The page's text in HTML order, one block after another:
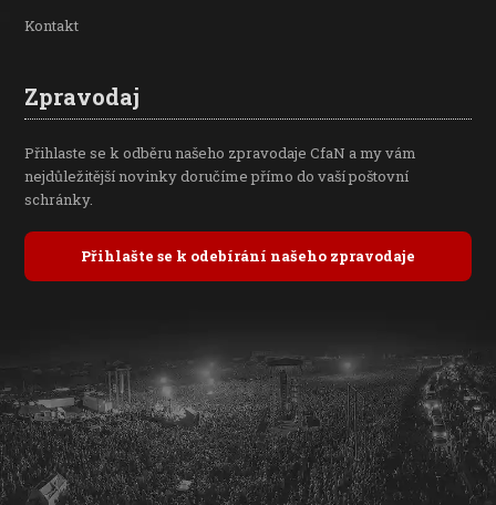
Kontakt
Zpravodaj
Přihlaste se k odběru našeho zpravodaje CfaN a my vám
nejdůležitější novinky doručíme přímo do vaší poštovní
schránky.
Přihlašte se k odebírání našeho zpravodaje